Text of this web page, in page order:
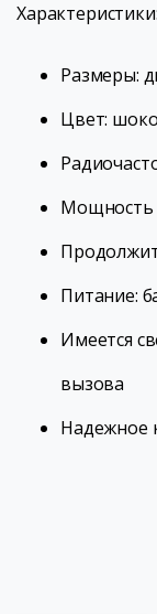
Характеристики:
Размеры:
Цвет:
Мощность
Питание:
Имеется
вызова
Надежное